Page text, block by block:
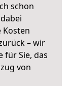
schon
Kosten
– wir
für Sie, das
von